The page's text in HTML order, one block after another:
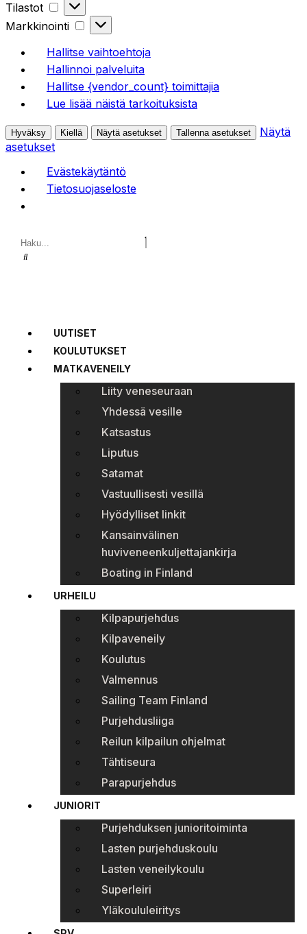
Tilastot
Markkinointi
Hallitse vaihtoehtoja
Hallinnoi palveluita
Hallitse {vendor_count} toimittajia
Lue lisää näistä tarkoituksista
Hyväksy Kiellä Näytä asetukset Tallenna asetukset
Näytä
asetukset
Evästekäytäntö
Tietosuojaseloste
UUTISET
KOULUTUKSET
MATKAVENEILY
Liity veneseuraan
Yhdessä vesille
Katsastus
Liputus
Satamat
Vastuullisesti vesillä
Hyödylliset linkit
Kansainvälinen
huviveneenkuljettajankirja
Boating in Finland
URHEILU
Kilpapurjehdus
Kilpaveneily
Koulutus
Valmennus
Sailing Team Finland
Purjehdusliiga
Reilun kilpailun ohjelmat
Tähtiseura
Parapurjehdus
JUNIORIT
Purjehduksen junioritoiminta
Lasten purjehduskoulu
Lasten veneilykoulu
Superleiri
Yläkoululeiritys